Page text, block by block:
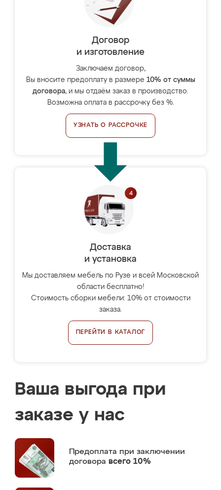
Договор
и изготовление
Заключаем договор,
Вы вносите предоплату в размере 10% от суммы
договора, и мы отдаём заказ в производство.
Возможна оплата в рассрочку без %.
УЗНАТЬ О РАССРОЧКЕ
Доставка
и установка
Мы доставляем мебель по Рузе и всей Московской
области бесплатно!
Стоимость сборки мебели: 10% от стоимости
заказа.
ПЕРЕЙТИ В КАТАЛОГ
Ваша выгода при
заказе у нас
Предоплата при заключении
договора всего 10%